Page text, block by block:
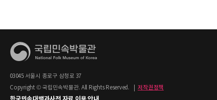
03045 서울시 종로구 삼청로 37
Copyright © 국립민속박물관. All Rights Reserved.
저작권정책